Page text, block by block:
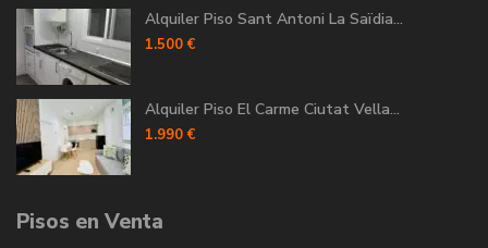
Alquiler Piso Sant Antoni La Saïdia...
1.500 €
Alquiler Piso El Carme Ciutat Vella...
1.990 €
Pisos en Venta